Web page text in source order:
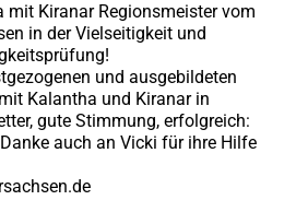
mit Kiranar Regionsmeister vom
in der Vielseitigkeit und
und ausgebildeten
Kalantha und Kiranar in
gute Stimmung, erfolgreich:
auch an Vicki für ihre Hilfe